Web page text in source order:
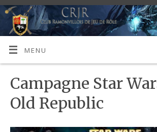
MENU
Campagne Star
Old Republic